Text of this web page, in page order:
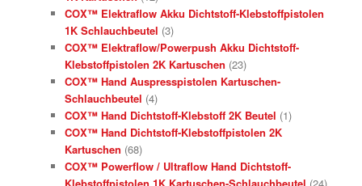
COX™ Elektraflow Akku Dichtstoff-Klebstoffpistolen
1K Schlauchbeutel (3)
COX™ Elektraflow/Powerpush Akku Dichtstoff-
Klebstoffpistolen 2K Kartuschen (23)
COX™ Hand Auspresspistolen Kartuschen-
Schlauchbeutel (4)
COX™ Hand Dichtstoff-Klebstoff 2K Beutel (1)
COX™ Hand Dichtstoff-Klebstoffpistolen 2K
Kartuschen (68)
COX™ Powerflow / Ultraflow Hand Dichtstoff-